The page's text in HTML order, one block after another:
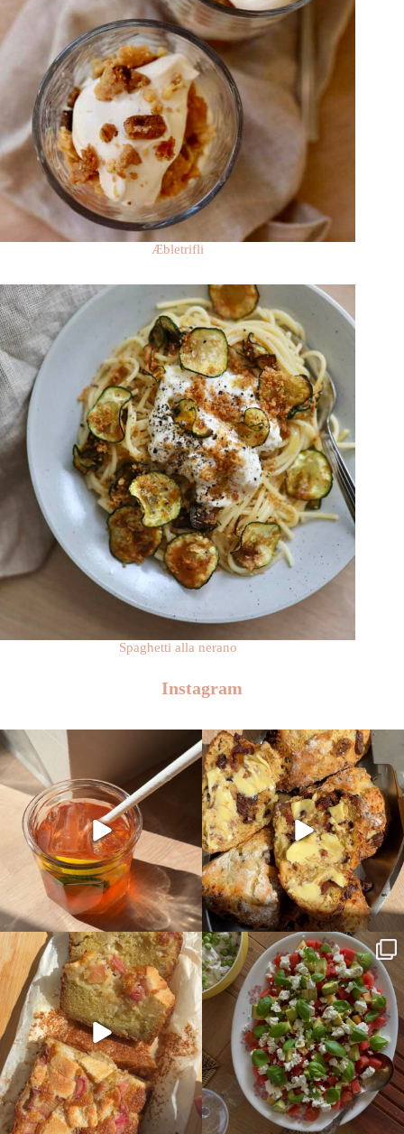
Æbletrifli
Spaghetti alla nerano
Instagram